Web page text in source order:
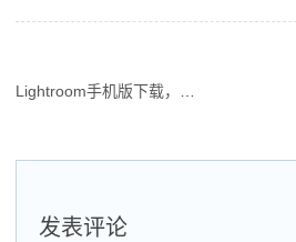
文
导
Lightroom手机版下载，中文安卓APK
发表评论